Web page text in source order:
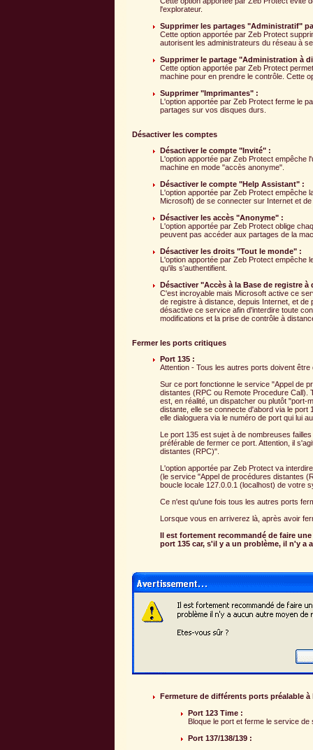
l'explorateur.
Supprimer les partages "Administratif"
Cette option apportée par Zeb Protect
autorisent les administrateurs du réseau à
Supprimer le partage "Administration à
Cette option apportée par Zeb Protect
machine pour en prendre le contrôle. Cette
Supprimer "Imprimantes" :
L'option apportée par Zeb Protect ferme le
partages sur vos disques durs.
Désactiver les comptes
Désactiver le compte "Invité" :
L'option apportée par Zeb Protect empêche
machine en mode "accès anonyme".
Désactiver le compte "Help Assistant" :
L'option apportée par Zeb Protect empêche
Microsoft) de se connecter sur Internet et
Désactiver les accès "Anonyme" :
L'option apportée par Zeb Protect oblige
peuvent pas accéder aux partages de la
Désactiver les droits "Tout le monde" :
L'option apportée par Zeb Protect empêche
qu'ils s'authentifient.
Désactiver "Accès à la Base de registre à
C'est incroyable mais Microsoft active ce
de registre à distance, depuis Internet, et de
désactive ce service afin d'interdire toute
modifications et la prise de contrôle à
Fermer les ports critiques
Port 135 :
Attention - Tous les autres ports doivent
Sur ce port fonctionne le service "Appel de
distantes (RPC ou Remote Procedure Call).
est, en réalité, un dispatcher ou plutôt "port-
distante, elle se connecte d'abord via le port
elle dialoguera via le numéro de port qui lui
Le port 135 est sujet à de nombreuses
préférable de fermer ce port. Attention, il
distantes (RPC)".
L'option apportée par Zeb Protect va
(le service "Appel de procédures distantes
boucle locale 127.0.0.1 (localhost) de votre
Ce n'est qu'une fois tous les autres ports
Lorsque vous en arriverez là, après avoir
Il est fortement recommandé de faire
port 135 car, s'il y a un problème, il n'y a
Fermeture de différents ports préalable à
Port 123 Time :
Bloque le port et ferme le service
Port 137/138/139 :